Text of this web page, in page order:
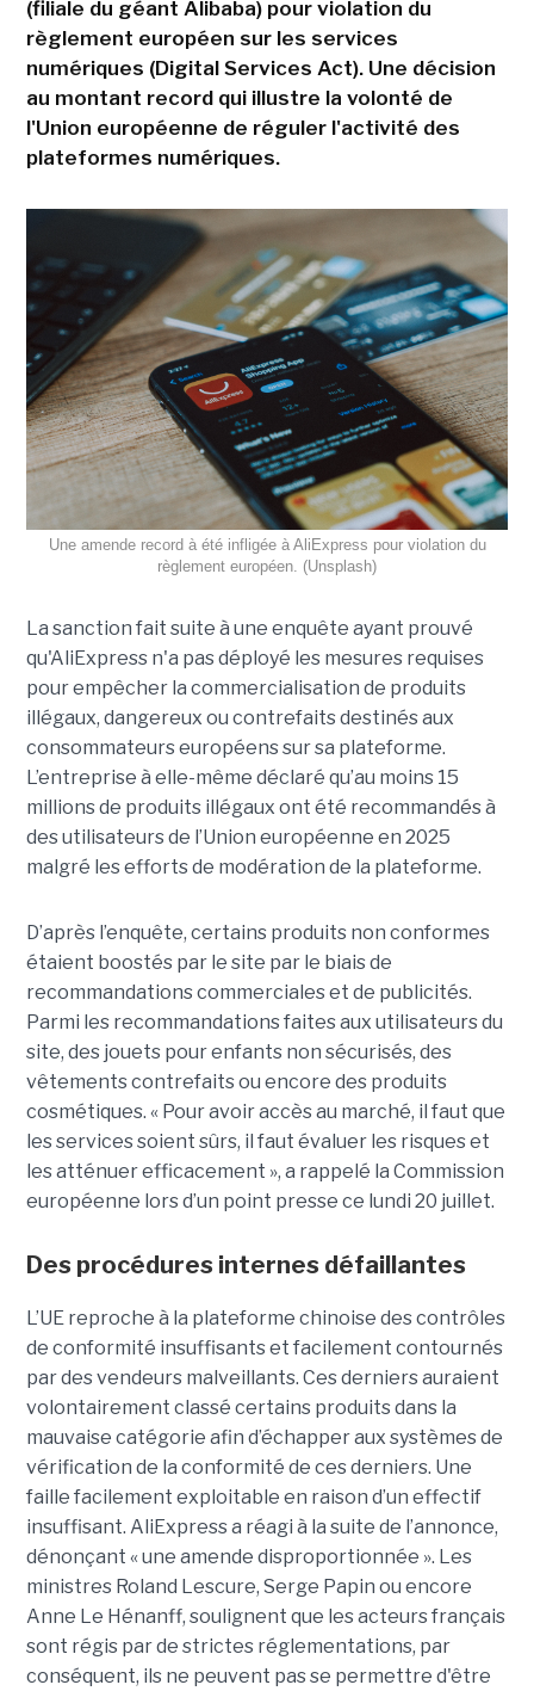
(filiale du géant Alibaba) pour violation du
règlement européen sur les services
numériques (Digital Services Act). Une décision
au montant record qui illustre la volonté de
l'Union européenne de réguler l'activité des
plateformes numériques.
Une amende record à été infligée à AliExpress pour violation du
règlement européen. (Unsplash)
La sanction fait suite à une enquête ayant prouvé
qu'AliExpress n'a pas déployé les mesures requises
pour empêcher la commercialisation de produits
illégaux, dangereux ou contrefaits destinés aux
consommateurs européens sur sa plateforme.
L’entreprise à elle-même déclaré qu’au moins 15
millions de produits illégaux ont été recommandés à
des utilisateurs de l’Union européenne en 2025
malgré les efforts de modération de la plateforme.
D’après l’enquête, certains produits non conformes
étaient boostés par le site par le biais de
recommandations commerciales et de publicités.
Parmi les recommandations faites aux utilisateurs du
site, des jouets pour enfants non sécurisés, des
vêtements contrefaits ou encore des produits
cosmétiques. « Pour avoir accès au marché, il faut que
les services soient sûrs, il faut évaluer les risques et
les atténuer efficacement », a rappelé la Commission
européenne lors d’un point presse ce lundi 20 juillet.
Des procédures internes défaillantes
L’UE reproche à la plateforme chinoise des contrôles
de conformité insuffisants et facilement contournés
par des vendeurs malveillants. Ces derniers auraient
volontairement classé certains produits dans la
mauvaise catégorie afin d’échapper aux systèmes de
vérification de la conformité de ces derniers. Une
faille facilement exploitable en raison d’un effectif
insuffisant. AliExpress a réagi à la suite de l’annonce,
dénonçant « une amende disproportionnée ». Les
ministres Roland Lescure, Serge Papin ou encore
Anne Le Hénanff, soulignent que les acteurs français
sont régis par de strictes réglementations, par
conséquent, ils ne peuvent pas se permettre d'être